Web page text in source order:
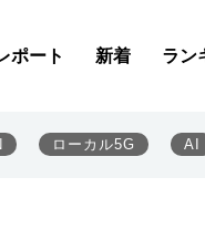
ポート 新着 ラン
ローカル5G AI